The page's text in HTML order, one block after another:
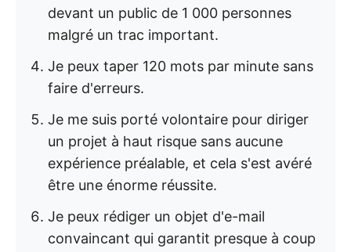
devant un public de 1 000 personnes
malgré un trac important.
Je peux taper 120 mots par minute sans
faire d'erreurs.
Je me suis porté volontaire pour diriger
un projet à haut risque sans aucune
expérience préalable, et cela s'est avéré
être une énorme réussite.
Je peux rédiger un objet d'e-mail
convaincant qui garantit presque à coup